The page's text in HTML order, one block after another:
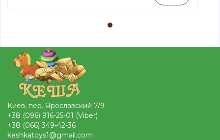
Киев, пер. Ярославский 7/9
+38 (096) 916-25-01 (Viber)
+38 (066) 349-42-36
keshkatoys1@gmail.com